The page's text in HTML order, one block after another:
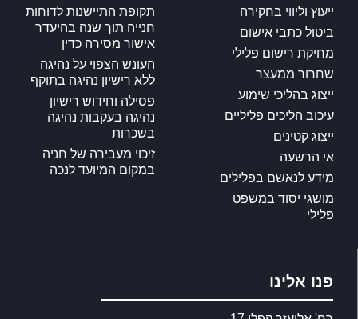
ייעוץ וליווי בחקירה
ביטול כתבי אישום
מחיקת רישום פלילי
שחרור ממעצר
ייצוג בהליכי שימוע
עיכוב הליכים פליליים
ייצוג קטינים
אי הרשעה
מידע לנאשם בפלילים
מושגי יסוד במשפט
פלילי
תקופת התיישנות לדוחות
חנייה תוך שנה בהיעדר
אישור מסירה כדין
העונש הצפוי על נהיגה
ללא רישיון נהיגה בתוקף
פסילה וחידוש רישיון
נהיגה בעקבות נהיגה
בשכרות
זיכוי מעבירה של חניה
במקום המיועד לנכה
פנו אלינו